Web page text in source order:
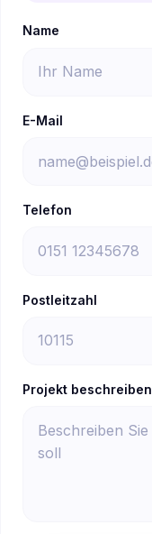
Name
E-Mail
Telefon
Postleitzahl
Projekt beschreiben